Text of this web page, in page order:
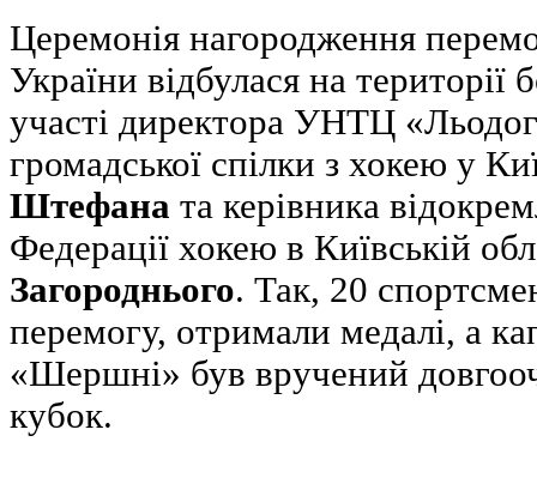
Церемонія нагородження
України відбулася на території
участі директора УНТЦ
громадської спілки з хокею у
Штефана та керівника
Федерації хокею в Київській
Загороднього. Так, 20
перемогу, отримали медалі, а
«Шершні» був вручений
кубок.